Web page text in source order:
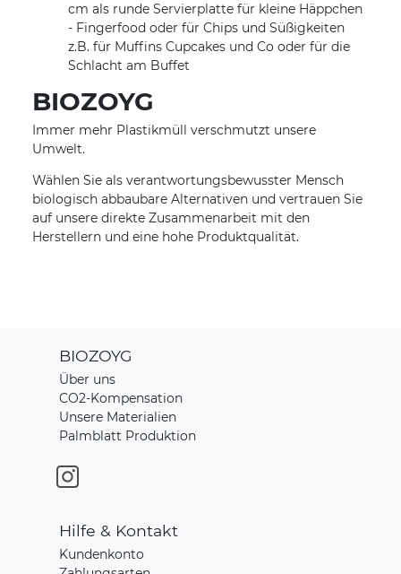
cm als runde Servierplatte für kleine Häppchen
- Fingerfood oder für Chips und Süßigkeiten
z.B. für Muffins Cupcakes und Co oder für die
Schlacht am Buffet
BIOZOYG
Immer mehr Plastikmüll verschmutzt unsere
Umwelt.
Wählen Sie als verantwortungsbewusster Mensch
biologisch abbaubare Alternativen und vertrauen Sie
auf unsere direkte Zusammenarbeit mit den
Herstellern und eine hohe Produktqualität.
BIOZOYG
Über uns
CO2-Kompensation
Unsere Materialien
Palmblatt Produktion
Hilfe & Kontakt
Kundenkonto